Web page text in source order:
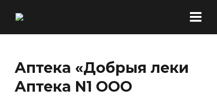
Аптека «Добрыя леки
Аптека N1 ООО